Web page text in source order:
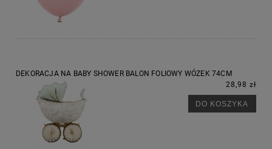
DEKORACJA NA BABY SHOWER BALON FOLIOWY WÓZEK 74CM
28,98 zł
DO KOSZYKA